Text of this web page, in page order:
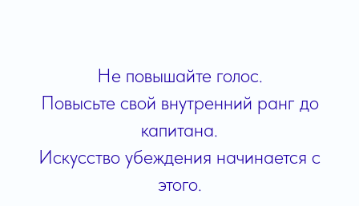
Не повышайте голос.
Повысьте свой внутренний ранг до
капитана.
Искусство убеждения начинается с
этого.